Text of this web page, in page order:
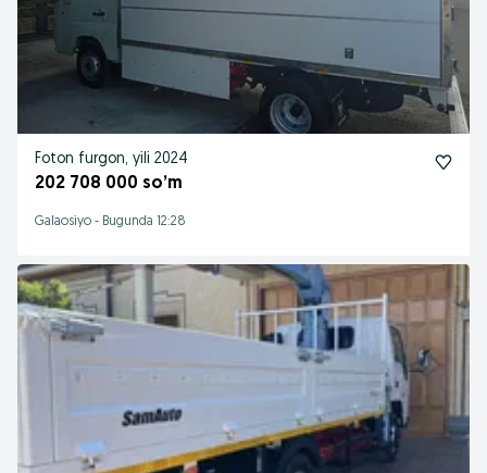
Foton furgon, yili 2024
202 708 000 so’m
Galaosiyo - Bugunda 12:28